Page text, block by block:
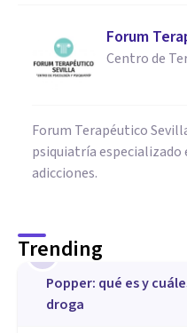
Forum
Centro de
Forum Terapéutico
psiquiatría
adicciones.
Trending
1
Popper: qué es y
droga